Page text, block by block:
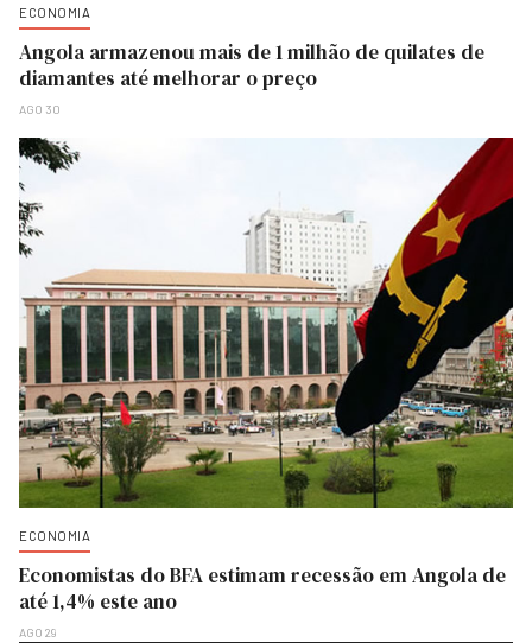
ECONOMIA
Angola armazenou mais de 1 milhão de quilates de
diamantes até melhorar o preço
AGO 30
ECONOMIA
Economistas do BFA estimam recessão em Angola de
até 1,4% este ano
AGO 29